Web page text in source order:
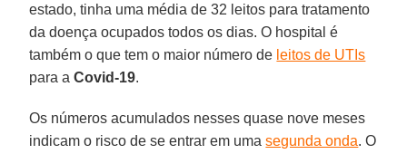
estado, tinha uma média de 32 leitos para tratamento
da doença ocupados todos os dias. O hospital é
também o que tem o maior número de leitos de UTIs
para aCovid-19.
Os números acumulados nesses quase nove meses
indicam o risco de se entrar em umasegunda onda. O